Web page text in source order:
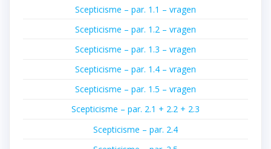
Scepticisme – par. 1.1 – vragen
Scepticisme – par. 1.2 – vragen
Scepticisme – par. 1.3 – vragen
Scepticisme – par. 1.4 – vragen
Scepticisme – par. 1.5 – vragen
Scepticisme – par. 2.1 + 2.2 + 2.3
Scepticisme – par. 2.4